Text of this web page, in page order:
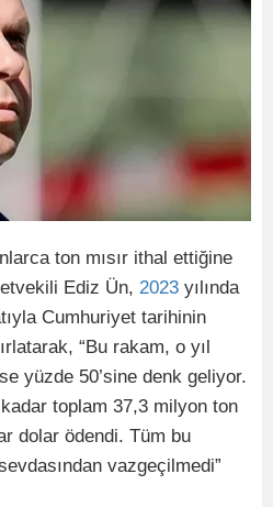
ton mısır ithal ettiğine
Ediz Ün, 2023 yılında
Cumhuriyet tarihinin
“Bu rakam, o yıl
yüzde 50’sine denk geliyor.
toplam 37,3 milyon ton
dolar ödendi. Tüm bu
vazgeçilmedi”